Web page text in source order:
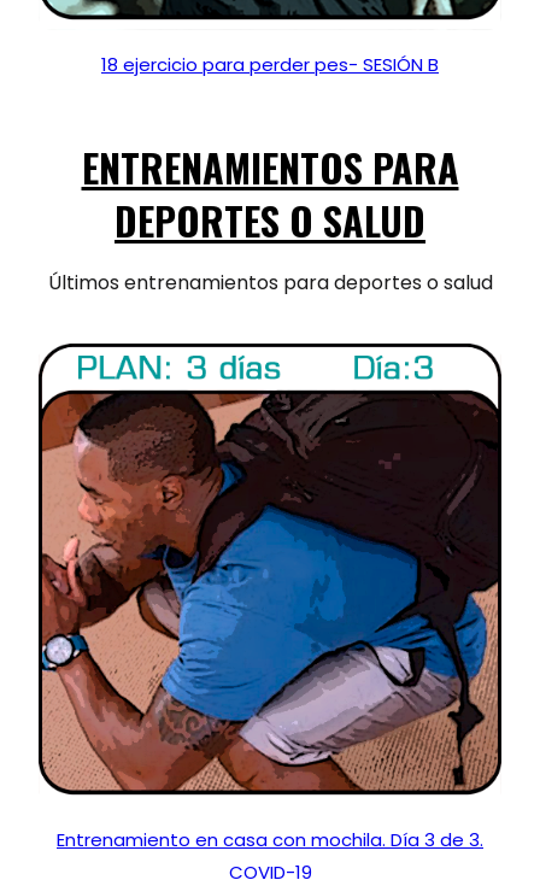
18 ejercicio para perder pes- SESIÓN B
ENTRENAMIENTOS PARA
DEPORTES O SALUD
Últimos entrenamientos para deportes o salud
Entrenamiento en casa con mochila. Día 3 de 3.
COVID-19